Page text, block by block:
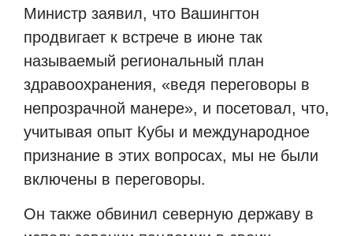
Министр заявил, что Вашингтон
продвигает к встрече в июне так
называемый региональный план
здравоохранения, «ведя переговоры в
непрозрачной манере», и посетовал, что,
учитывая опыт Кубы и международное
признание в этих вопросах, мы не были
включены в переговоры.
Он также обвинил северную державу в